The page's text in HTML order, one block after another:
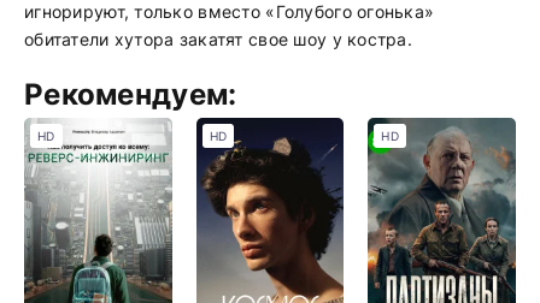
игнорируют, только вместо «Голубого огонька»
обитатели хутора закатят свое шоу у костра.
Рекомендуем:
HD HD HD